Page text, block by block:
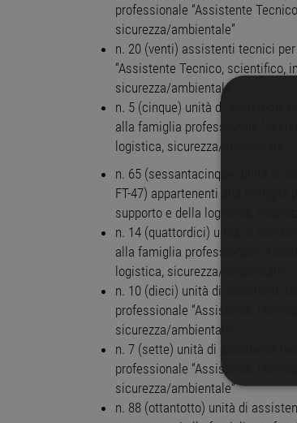
professionale “Assistente
sicurezza/ambientale”
n. 20 (venti) assistenti tecnici
“Assistente Tecnico, scientifico,
sicurezza/ambientale”
n. 5 (cinque) unità di assistente
alla famiglia professionale
logistica, sicurezza/ambientale”
n. 65 (sessantacinque) unità di
FT-47) appartenenti alla famiglia
supporto e della logistica,
n. 14 (quattordici) unità di
alla famiglia professionale
logistica, sicurezza/ambientale”
n. 10 (dieci) unità di assistente
professionale “Assistente
sicurezza/ambientale”
n. 7 (sette) unità di assistente
professionale “Assistente
sicurezza/ambientale”
n. 88 (ottantotto) unità di